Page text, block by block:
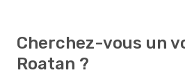
Cherchez-vous un
Roatan ?